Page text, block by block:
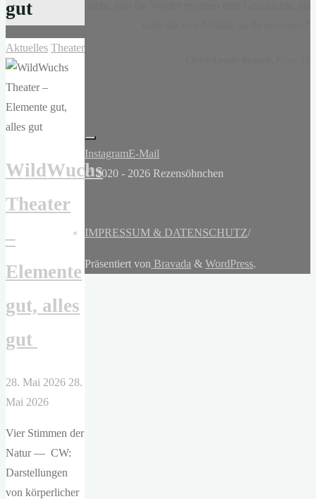
gut
Aktuelles Theater
WildWuchs
Theater
–
Elemente
gut, alles
gut
28. Mai 2026 28.
Mai 2026
Vier Stimmen der
Natur — CW:
Darstellungen
von körperlicher
InstagramE-Mail
© 2020 - 2026 Rezensöhnchen
IMPRESSUM & DATENSCHUTZ/
Präsentiert von Bravada & WordPress.